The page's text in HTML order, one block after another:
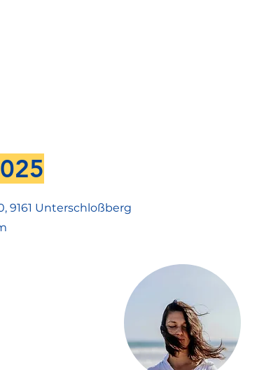
9161 Unterschloßberg